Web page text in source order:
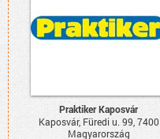
Praktiker Kaposvár
Kaposvár, Füredi u. 99, 7400
Magyarország